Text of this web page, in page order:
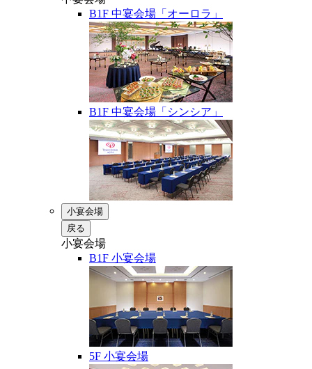
B1F 中宴会場「オーロラ」
B1F 中宴会場「シンシア」
小宴会場
戻る
小宴会場
B1F 小宴会場
5F 小宴会場